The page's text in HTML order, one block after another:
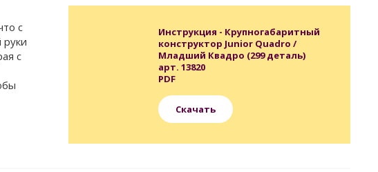
с
руки
с
Инструкция - Крупногабаритный
конструктор Junior Quadro /
Младший Квадро (299 деталь)
арт. 13820
PDF
Скачать